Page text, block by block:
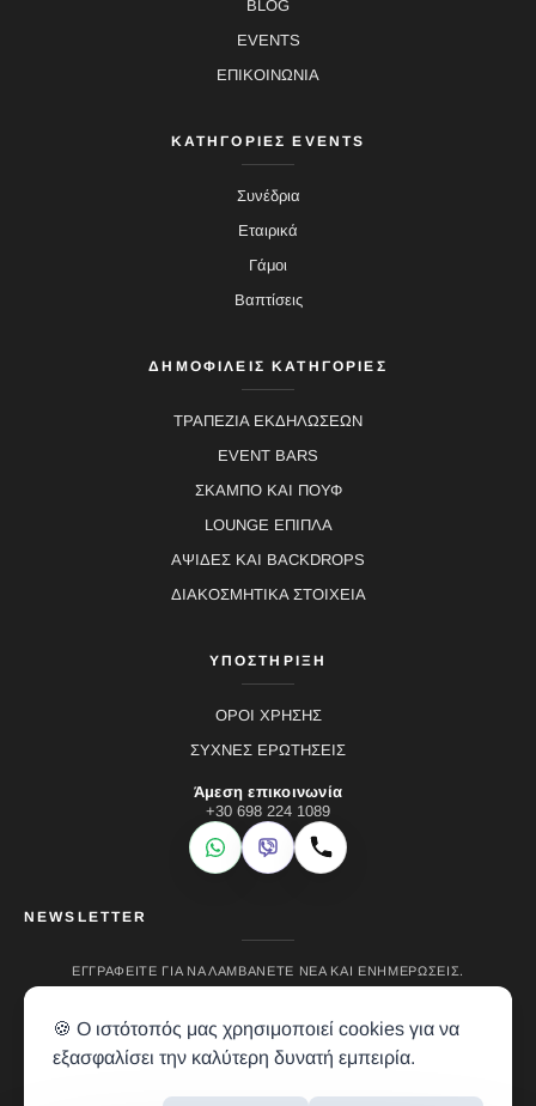
BLOG
EVENTS
ΕΠΙΚΟΙΝΩΝΙΑ
ΚΑΤΗΓΟΡΙΕΣ EVENTS
Συνέδρια
Εταιρικά
Γάμοι
Βαπτίσεις
ΔΗΜΟΦΙΛΕΙΣ ΚΑΤΗΓΟΡΙΕΣ
ΤΡΑΠΕΖΙΑ ΕΚΔΗΛΩΣΕΩΝ
EVENT BARS
ΣΚΑΜΠΟ ΚΑΙ ΠΟΥΦ
LOUNGE ΕΠΙΠΛΑ
ΑΨΙΔΕΣ ΚΑΙ BACKDROPS
ΔΙΑΚΟΣΜΗΤΙΚΑ ΣΤΟΙΧΕΙΑ
ΥΠΟΣΤΗΡΙΞΗ
ΟΡΟΙ ΧΡΗΣΗΣ
ΣΥΧΝΕΣ ΕΡΩΤΗΣΕΙΣ
Άμεση επικοινωνία
+30 698 224 1089
WhatsApp
Viber Κλήση
NEWSLETTER
ΕΓΓΡΑΦΕΊΤΕ ΓΙΑ ΝΑ ΛΑΜΒΆΝΕΤΕ ΝΈΑ ΚΑΙ ΕΝΗΜΕΡΏΣΕΙΣ.
🍪 Ο ιστότοπός μας χρησιμοποιεί cookies για να
εξασφαλίσει την καλύτερη δυνατή εμπειρία.